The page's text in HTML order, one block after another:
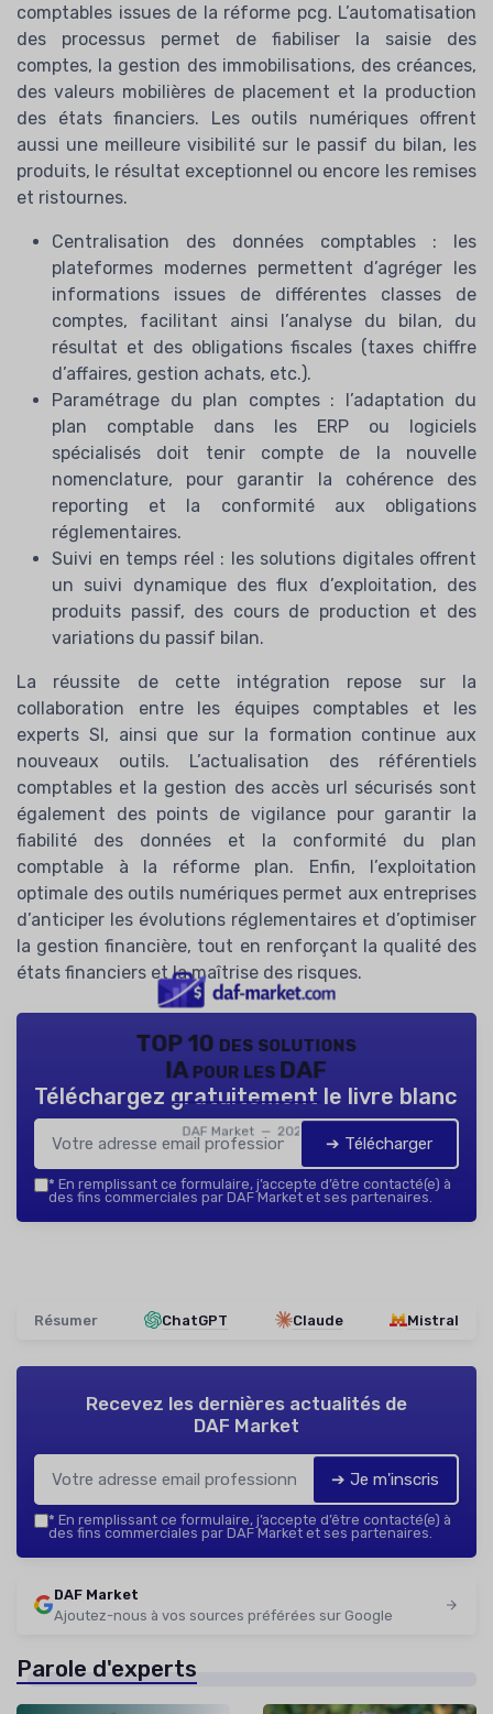
comptables issues de la réforme pcg. L’automatisation
des processus permet de fiabiliser la saisie des
comptes, la gestion des immobilisations, des créances,
des valeurs mobilières de placement et la production
des états financiers. Les outils numériques offrent
aussi une meilleure visibilité sur le passif du bilan, les
produits, le résultat exceptionnel ou encore les remises
et ristournes.
Centralisation des données comptables : les
plateformes modernes permettent d’agréger les
informations issues de différentes classes de
comptes, facilitant ainsi l’analyse du bilan, du
résultat et des obligations fiscales (taxes chiffre
d’affaires, gestion achats, etc.).
Paramétrage du plan comptes : l’adaptation du
plan comptable dans les ERP ou logiciels
spécialisés doit tenir compte de la nouvelle
nomenclature, pour garantir la cohérence des
reporting et la conformité aux obligations
réglementaires.
Suivi en temps réel : les solutions digitales offrent
un suivi dynamique des flux d’exploitation, des
produits passif, des cours de production et des
variations du passif bilan.
La réussite de cette intégration repose sur la
collaboration entre les équipes comptables et les
experts SI, ainsi que sur la formation continue aux
nouveaux outils. L’actualisation des référentiels
comptables et la gestion des accès url sécurisés sont
également des points de vigilance pour garantir la
fiabilité des données et la conformité du plan
comptable à la réforme plan. Enfin, l’exploitation
optimale des outils numériques permet aux entreprises
d’anticiper les évolutions réglementaires et d’optimiser
la gestion financière, tout en renforçant la qualité des
états financiers et la maîtrise des risques.
TOP 10 des solutions
IA pour les DAF
DAF Market — 2026
Téléchargez gratuitement le livre blanc
➔ Télécharger
* En remplissant ce formulaire, j’accepte d’être contacté(e) à
des fins commerciales par DAF Market et ses partenaires.
Résumer ChatGPT Claude Mistral
Recevez les dernières actualités de
DAF Market
➔ Je m'inscris
* En remplissant ce formulaire, j’accepte d’être contacté(e) à
des fins commerciales par DAF Market et ses partenaires.
DAF Market
Ajoutez-nous à vos sources préférées sur Google
Parole d'experts